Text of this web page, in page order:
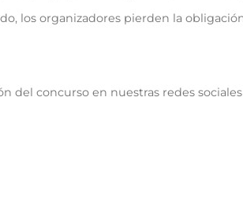
los organizadores pierden la
del concurso en nuestras redes